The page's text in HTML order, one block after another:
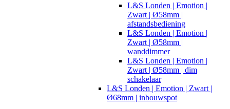
L&S Londen | Emotion |
Zwart | Ø58mm |
afstandsbediening
L&S Londen | Emotion |
Zwart | Ø58mm |
wanddimmer
L&S Londen | Emotion |
Zwart | Ø58mm | dim
schakelaar
L&S Londen | Emotion | Zwart |
Ø68mm | inbouwspot